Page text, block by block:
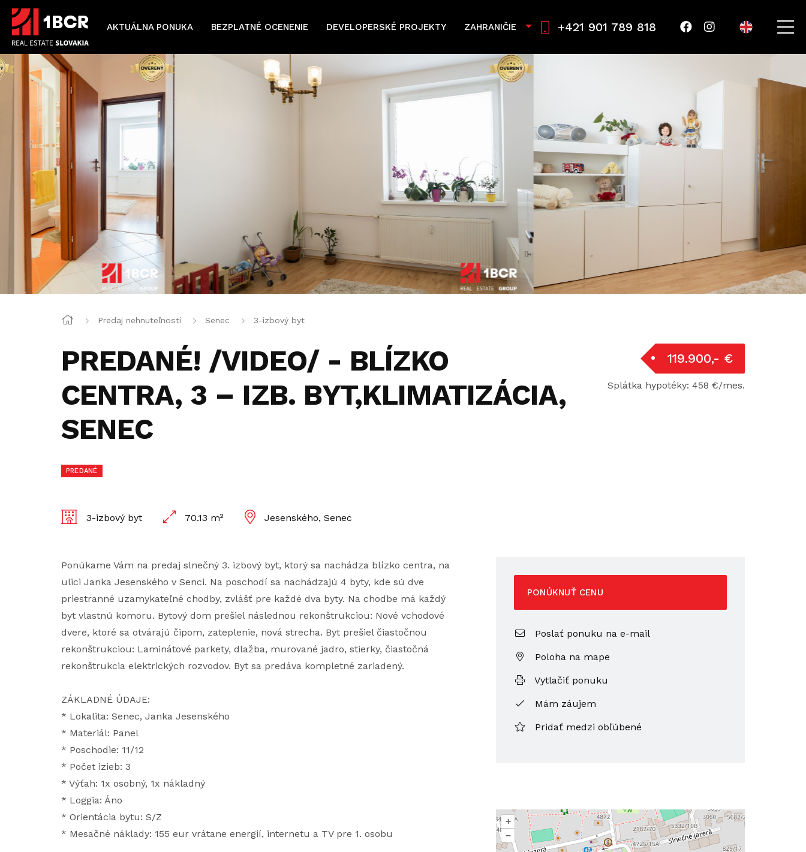
AKTUÁLNA PONUKA BEZPLATNÉ OCENENIE DEVELOPERSKÉ PROJEKTY ZAHRANIČIE +421 901 789 818
Predaj nehnuteľností Senec 3-izbový byt
PREDANÉ! /VIDEO/ - BLÍZKO
CENTRA, 3 – IZB. BYT,KLIMATIZÁCIA,
SENEC
PREDANÉ
119.900,- €
Splátka hypotéky: 458 €/mes.
3-izbový byt 70.13 m² Jesenského, Senec
Ponúkame Vám na predaj slnečný 3. izbový byt, ktorý sa nachádza blízko centra, na
ulici Janka Jesenského v Senci. Na poschodí sa nachádzajú 4 byty, kde sú dve
priestranné uzamykateľné chodby, zvlášť pre každé dva byty. Na chodbe má každý
byt vlastnú komoru. Bytový dom prešiel následnou rekonštrukciou: Nové vchodové
dvere, ktoré sa otvárajú čipom, zateplenie, nová strecha. Byt prešiel čiastočnou
rekonštrukciou: Laminátové parkety, dlažba, murované jadro, stierky, čiastočná
rekonštrukcia elektrických rozvodov. Byt sa predáva kompletné zariadený.
ZÁKLADNÉ ÚDAJE:
* Lokalita: Senec, Janka Jesenského
* Materiál: Panel
* Poschodie: 11/12
* Počet izieb: 3
* Výťah: 1x osobný, 1x nákladný
* Loggia: Áno
* Orientácia bytu: S/Z
* Mesačné náklady: 155 eur vrátane energií, internetu a TV pre 1. osobu
PONÚKNUŤ CENU
Poslať ponuku na e-mail
Poloha na mape
Vytlačiť ponuku
Mám záujem
Pridať medzi obľúbené
+
–